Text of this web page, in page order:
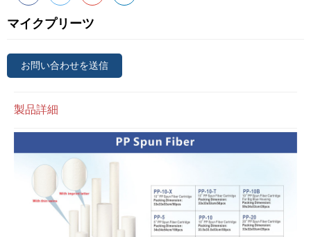
マイクプリーツ
お問い合わせを送信
製品詳細